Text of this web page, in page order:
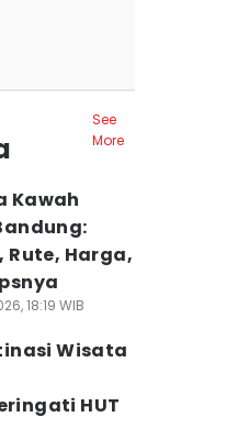
See
More
Kawah
Rute, Harga,
18:19 WIB
Wisata
HUT